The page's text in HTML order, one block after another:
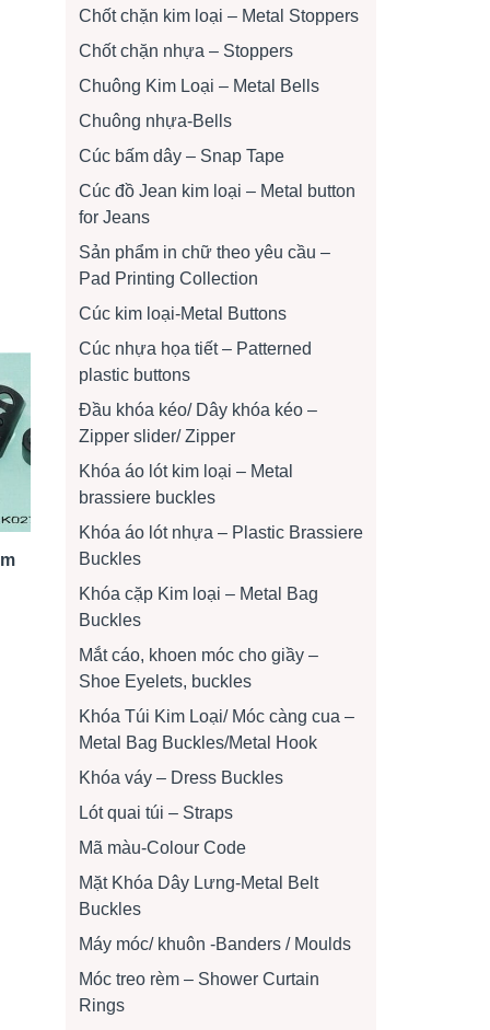
Chốt chặn kim loại – Metal Stoppers
Chốt chặn nhựa – Stoppers
Chuông Kim Loại – Metal Bells
Chuông nhựa-Bells
Cúc bấm dây – Snap Tape
Cúc đồ Jean kim loại – Metal button
for Jeans
Sản phẩm in chữ theo yêu cầu –
Pad Printing Collection
Cúc kim loại-Metal Buttons
Cúc nhựa họa tiết – Patterned
plastic buttons
Đầu khóa kéo/ Dây khóa kéo –
Zipper slider/ Zipper
Khóa áo lót kim loại – Metal
brassiere buckles
Khóa áo lót nhựa – Plastic Brassiere
Buckles
Khóa cặp Kim loại – Metal Bag
Buckles
Mắt cáo, khoen móc cho giầy –
Shoe Eyelets, buckles
Khóa Túi Kim Loại/ Móc càng cua –
Metal Bag Buckles/Metal Hook
Khóa váy – Dress Buckles
Lót quai túi – Straps
Mã màu-Colour Code
Mặt Khóa Dây Lưng-Metal Belt
Buckles
Máy móc/ khuôn -Banders / Moulds
Móc treo rèm – Shower Curtain
Rings